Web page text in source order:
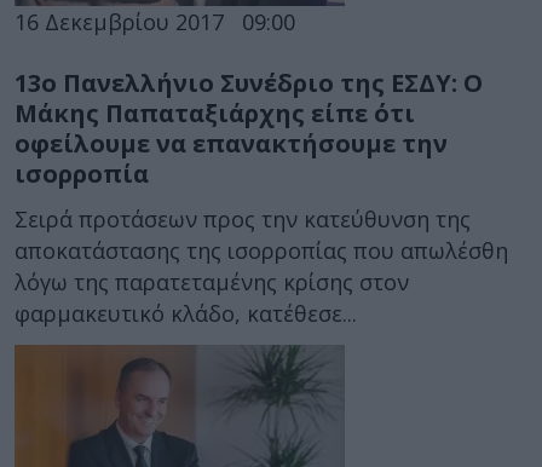
16 Δεκεμβρίου 2017 09:00
13ο Πανελλήνιο Συνέδριο της ΕΣΔΥ: Ο
Μάκης Παπαταξιάρχης είπε ότι
οφείλουμε να επανακτήσουμε την
ισορροπία
Σειρά προτάσεων προς την κατεύθυνση της
αποκατάστασης της ισορροπίας που απωλέσθη
λόγω της παρατεταμένης κρίσης στον
φαρμακευτικό κλάδο, κατέθεσε...